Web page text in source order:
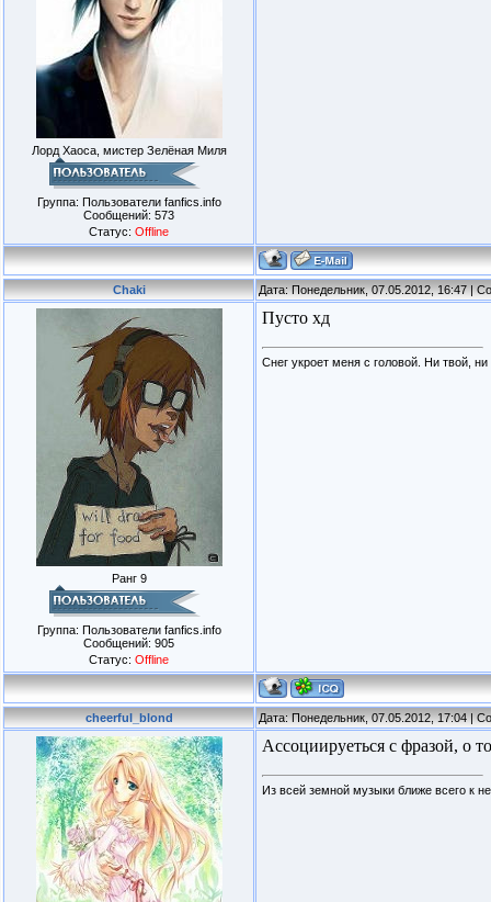
Лорд Хаоса, мистер Зелёная Миля
Группа: Пользователи fanfics.info
Сообщений: 573
Статус: Offline
Chaki Дата: Понедельник, 07.05.2012, 16:47 |
Ранг 9
Группа: Пользователи fanfics.info
Сообщений: 905
Статус: Offline
Пусто хд
Снег укроет меня с головой. Ни твой,
cheerful_blond Дата: Понедельник, 07.05.2012, 17:04 |
Ассоциируеться с фразой, о
Из всей земной музыки ближе всего к